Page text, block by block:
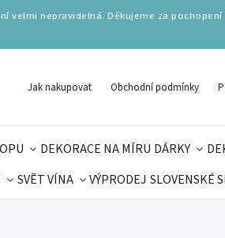
nepravidelná. Děkujeme za
Jak nakupovat Obchodní podmínky
DEKORACE NA MÍRU DÁRKY
SVĚT VÍNA VÝPRODEJ SLOVENSKÉ